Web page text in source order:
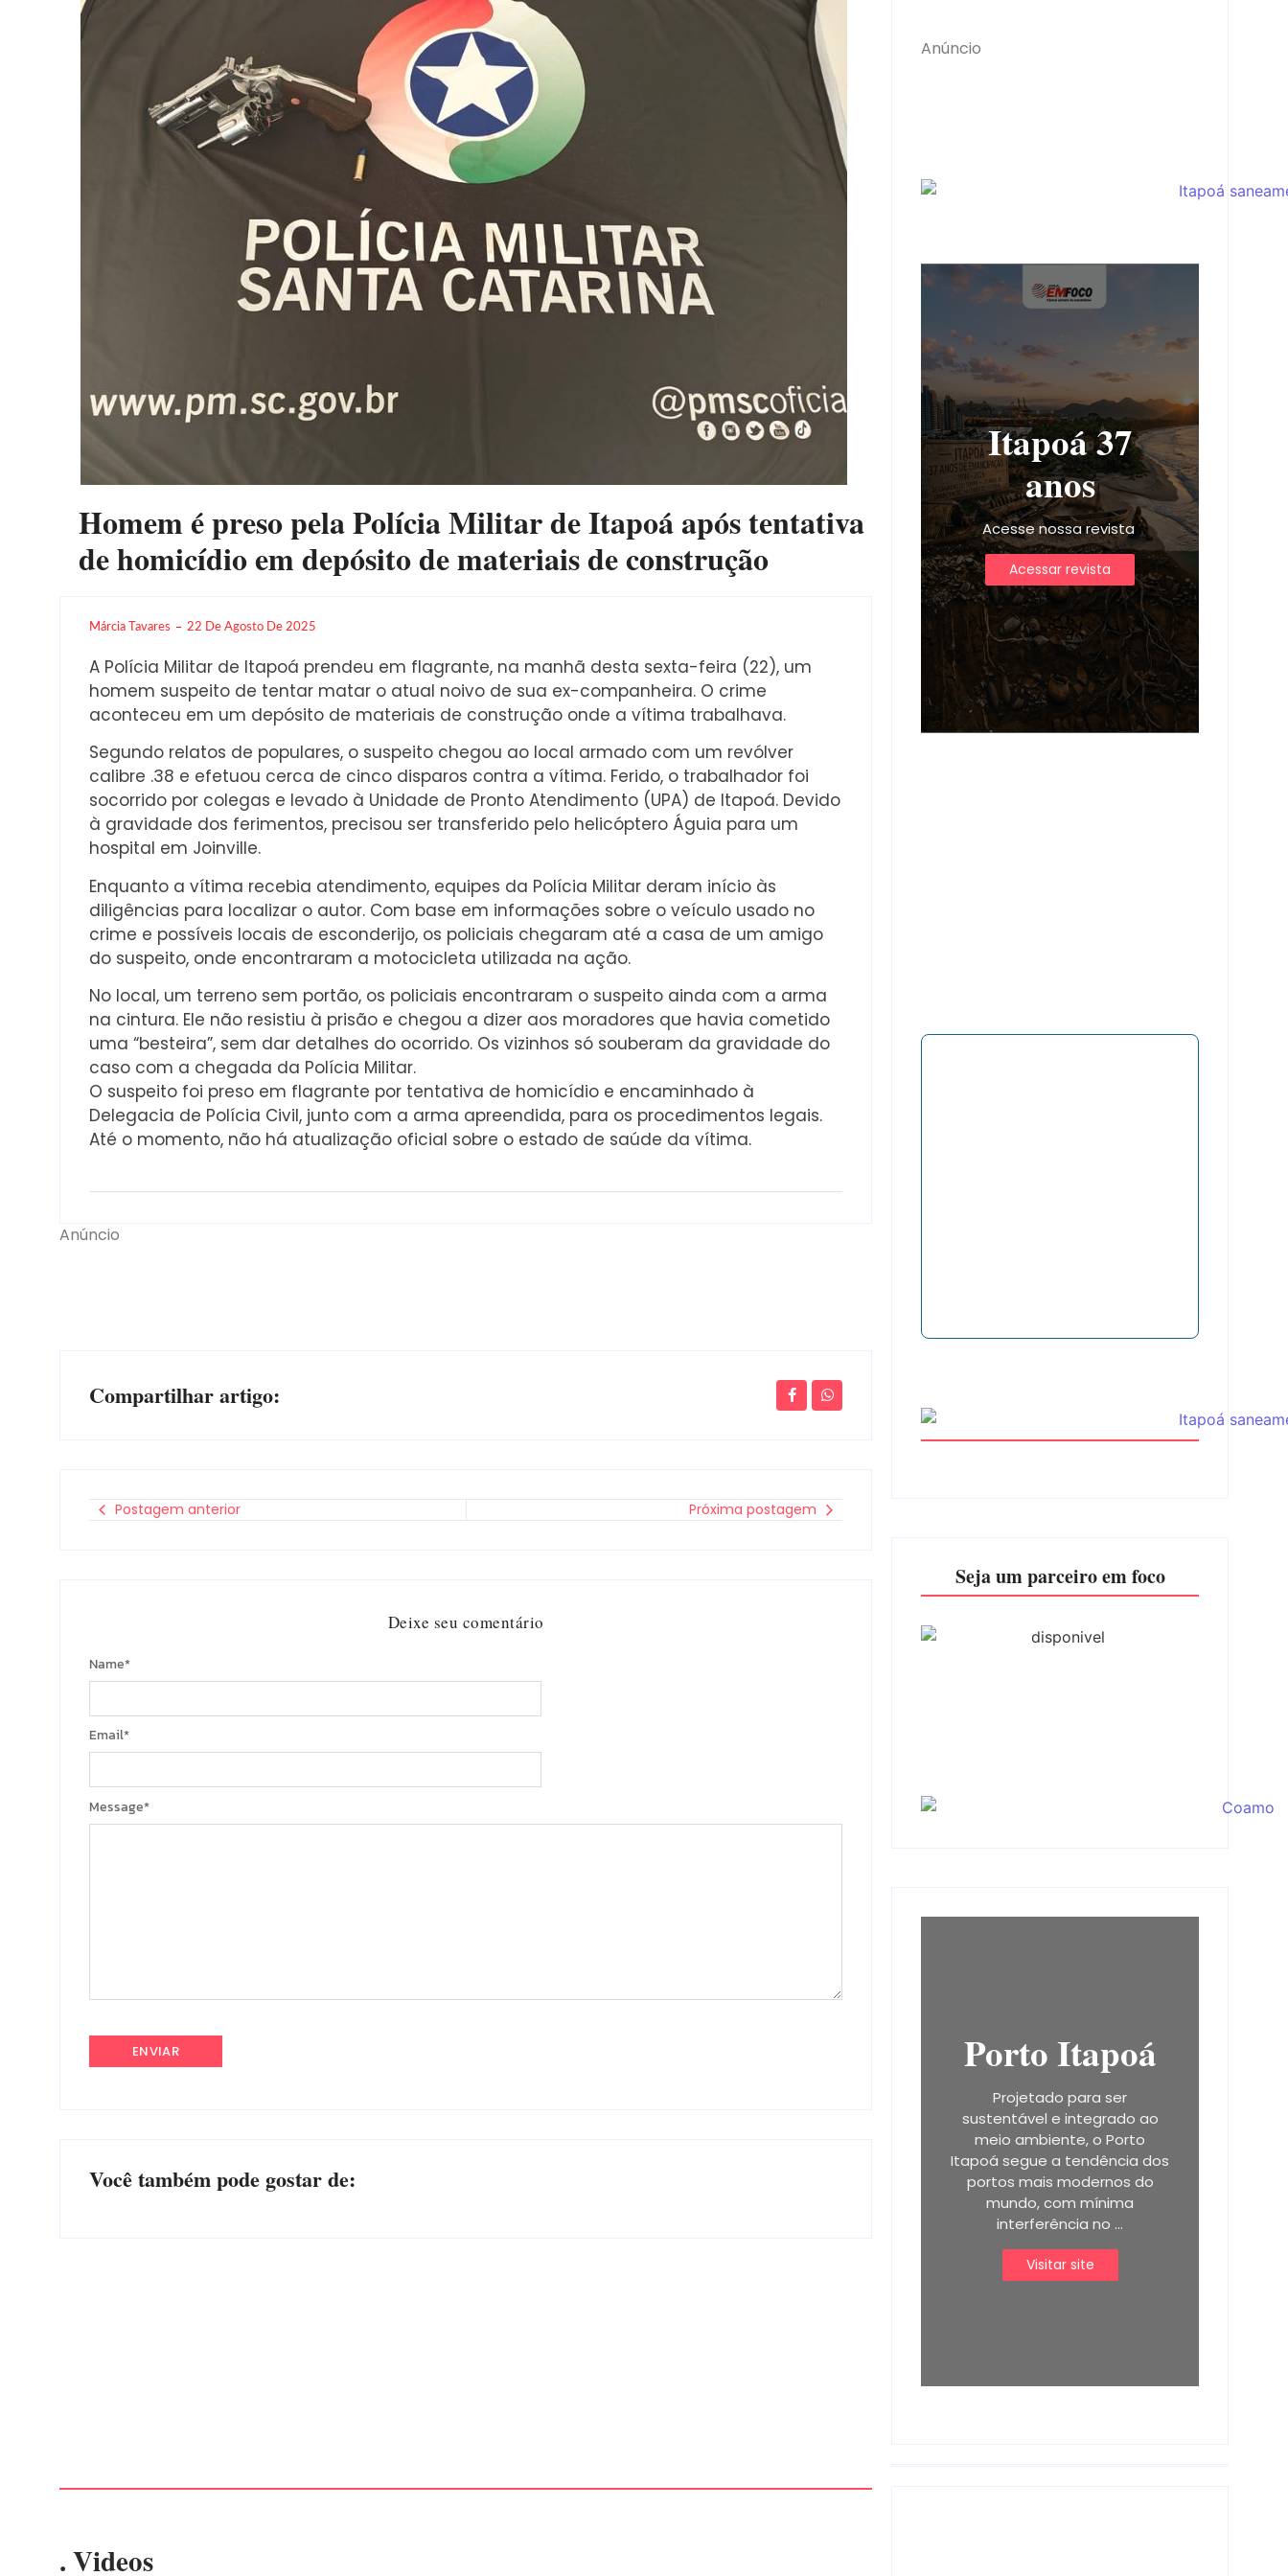
Homem é preso pela Polícia Militar de Itapoá após tentativa
de homicídio em depósito de materiais de construção
Márcia Tavares 22 De Agosto De 2025
A Polícia Militar de Itapoá prendeu em flagrante, na manhã desta sexta-feira (22), um
homem suspeito de tentar matar o atual noivo de sua ex-companheira. O crime
aconteceu em um depósito de materiais de construção onde a vítima trabalhava.
Segundo relatos de populares, o suspeito chegou ao local armado com um revólver
calibre .38 e efetuou cerca de cinco disparos contra a vítima. Ferido, o trabalhador foi
socorrido por colegas e levado à Unidade de Pronto Atendimento (UPA) de Itapoá. Devido
à gravidade dos ferimentos, precisou ser transferido pelo helicóptero Águia para um
hospital em Joinville.
Enquanto a vítima recebia atendimento, equipes da Polícia Militar deram início às
diligências para localizar o autor. Com base em informações sobre o veículo usado no
crime e possíveis locais de esconderijo, os policiais chegaram até a casa de um amigo
do suspeito, onde encontraram a motocicleta utilizada na ação.
No local, um terreno sem portão, os policiais encontraram o suspeito ainda com a arma
na cintura. Ele não resistiu à prisão e chegou a dizer aos moradores que havia cometido
uma “besteira”, sem dar detalhes do ocorrido. Os vizinhos só souberam da gravidade do
caso com a chegada da Polícia Militar.
O suspeito foi preso em flagrante por tentativa de homicídio e encaminhado à
Delegacia de Polícia Civil, junto com a arma apreendida, para os procedimentos legais.
Até o momento, não há atualização oficial sobre o estado de saúde da vítima.
Anúncio
Compartilhar artigo:
Postagem anterior Próxima postagem
Deixe seu comentário
Message*
Name*
Email*
Você também pode gostar de:
. Videos
Anúncio
Itapoá 37
anos
Acesse nossa revista
Acessar revista
Seja um parceiro em foco
Porto Itapoá
Projetado para ser
sustentável e integrado ao
meio ambiente, o Porto
Itapoá segue a tendência dos
portos mais modernos do
mundo, com mínima
interferência no ...
Visitar site